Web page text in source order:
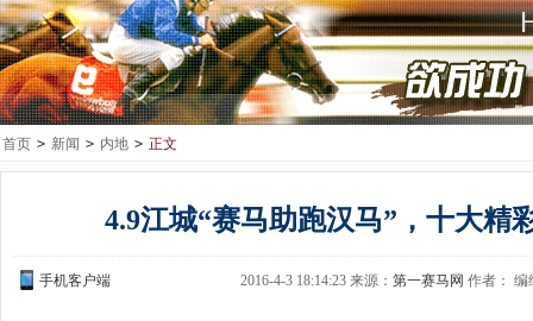
首页 > 新闻 > 内地 > 正文
4.9江城“赛马助跑汉马”，十大精
手机客户端 2016-4-3 18:14:23 来源：第一赛马网 作者： 编